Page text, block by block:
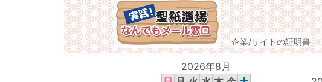
企業/サイトの証明書
2026年8月